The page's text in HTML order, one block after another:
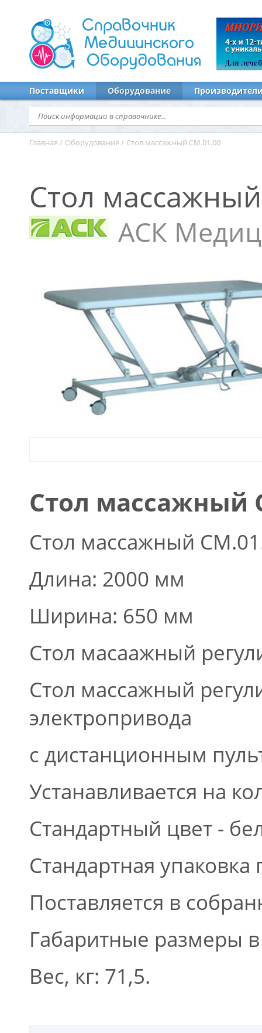
Справочник
Медицинского
Оборудования
Поставщики Оборудование
Главная / Оборудование / Стол массажный СМ.01.00
Стол
АСК
Стол массажный
Стол массажный
Длина: 2000 мм
Ширина: 650 мм
Стол масаажный
Стол массажный
электропривода
с дистанционным
Устанавливается на
Стандартный цвет -
Стандартная
Поставляется в
Габаритные размеры
Вес, кг: 71,5.